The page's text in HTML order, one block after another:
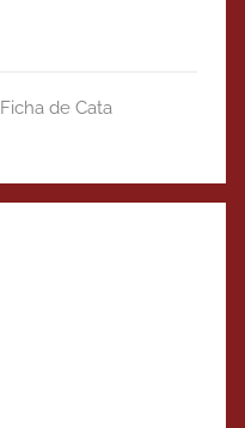
Ficha de Cata